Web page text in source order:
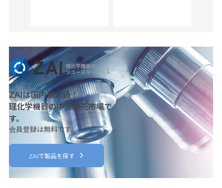
ZAIは国内最大級！
理化学機器の中古販売市場で
す。
会員登録は無料です。
ZAIで製品を探す